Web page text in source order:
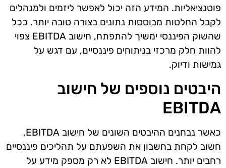
פוטנציאליות. המידע הזה יכול לאפשר ליזמים ולמנהלים
לקבל החלטות מבוססות נתונים בצורה טובה יותר. ככל
שהשוק הפיננסי ימשיך להתפתח, חישוב EBITDA צפוי
להוות חלק מרכזי בניתוחים פיננסיים, עם דגש על
גמישות ודיוק.
היבטים נוספים של חישוב
EBITDA
כאשר נבחנים ההיבטים השונים של חישוב EBITDA,
חשוב לקחת בחשבון את השפעתם על תהליכים פיננסיים
רחבים יותר. חישוב EBITDA לא רק מספק מידע על